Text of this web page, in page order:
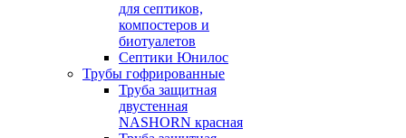
для септиков,
компостеров и
биотуалетов
Септики Юнилос
Трубы гофрированные
Труба защитная
двустенная
NASHORN красная